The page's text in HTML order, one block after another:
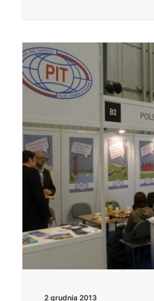
2 grudnia 2013